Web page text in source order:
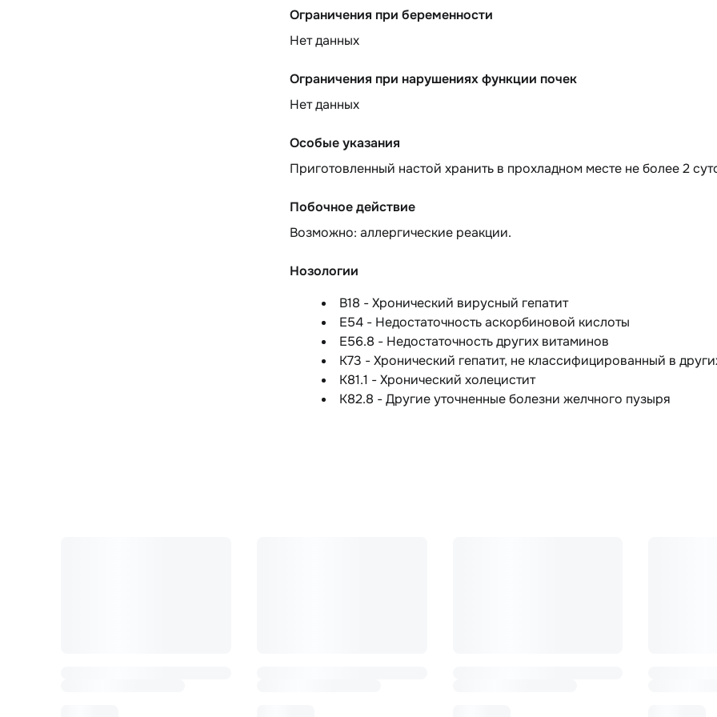
Ограничения при беременности
Нет данных
Ограничения при нарушениях функции почек
Нет данных
Особые указания
Приготовленный настой хранить в прохладном месте не более 2
Побочное действие
Возможно: аллергические реакции.
Нозологии
B18 - Хронический вирусный гепатит
E54 - Недостаточность аскорбиновой кислоты
E56.8 - Недостаточность других витаминов
K73 - Хронический гепатит, не классифицированный в
K81.1 - Хронический холецистит
K82.8 - Другие уточненные болезни желчного пузыря